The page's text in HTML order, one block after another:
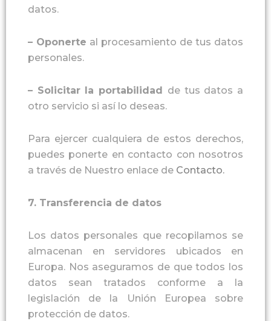
datos.
– Oponerte al procesamiento de tus datos
personales.
– Solicitar la portabilidad de tus datos a
otro servicio si así lo deseas.
Para ejercer cualquiera de estos derechos,
puedes ponerte en contacto con nosotros
a través de Nuestro enlace de Contacto.
7. Transferencia de datos
Los datos personales que recopilamos se
almacenan en servidores ubicados en
Europa. Nos aseguramos de que todos los
datos sean tratados conforme a la
legislación de la Unión Europea sobre
protección de datos.